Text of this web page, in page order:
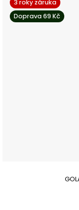
3 roky záruka
Doprava 69 Kč